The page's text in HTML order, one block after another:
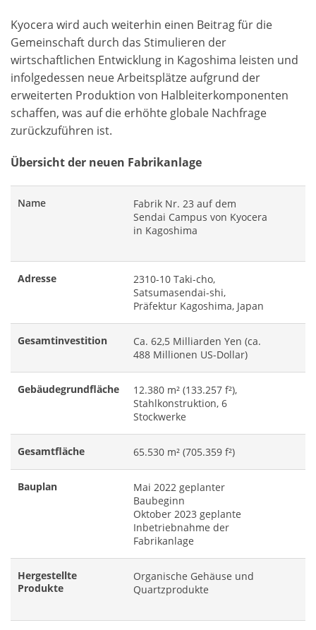
Kyocera wird auch weiterhin einen Beitrag für die
Gemeinschaft durch das Stimulieren der
wirtschaftlichen Entwicklung in Kagoshima leisten und
infolgedessen neue Arbeitsplätze aufgrund der
erweiterten Produktion von Halbleiterkomponenten
schaffen, was auf die erhöhte globale Nachfrage
zurückzuführen ist.
Übersicht der neuen Fabrikanlage
Name
Fabrik Nr. 23 auf dem
Sendai Campus von Kyocera
in Kagoshima
Adresse
2310-10 Taki-cho,
Satsumasendai-shi,
Präfektur Kagoshima, Japan
Gesamtinvestition
Ca. 62,5 Milliarden Yen (ca.
488 Millionen US-Dollar)
Gebäudegrundfläche
12.380 m² (133.257 f²),
Stahlkonstruktion, 6
Stockwerke
Gesamtfläche 65.530 m² (705.359 f²)
Bauplan
Mai 2022 geplanter
Baubeginn
Oktober 2023 geplante
Inbetriebnahme der
Fabrikanlage
Hergestellte
Produkte
Organische Gehäuse und
Quartzprodukte